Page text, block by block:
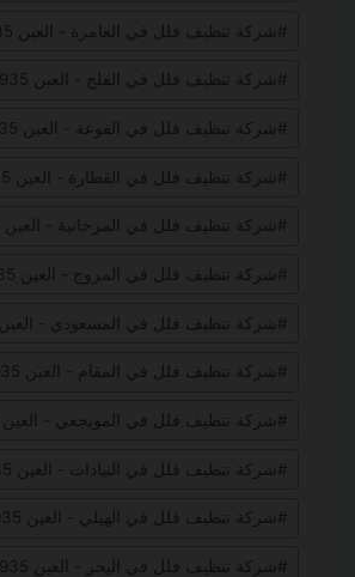
# شركة تنظيف فلل في العامرة - العين 0501270935
# شركة تنظيف فلل في الفلج - العين 0501270935
# شركة تنظيف فلل في الفوعة - العين 0501270935
# شركة تنظيف فلل في القطارة - العين 0501270935
# شركة تنظيف فلل في المرخانية - العين 0501270935
# شركة تنظيف فلل في المروج - العين 0501270935
# شركة تنظيف فلل في المسعودي - العين 0501270935
# شركة تنظيف فلل في المقام - العين 0501270935
# شركة تنظيف فلل في المويجعي - العين 0501270935
# شركة تنظيف فلل في النيادات - العين 0501270935
# شركة تنظيف فلل في الهيلي - العين 0501270935
# شركة تنظيف فلل في اليحر - العين 0501270935